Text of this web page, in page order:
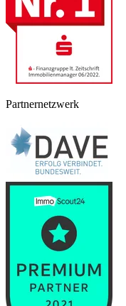
Partnernetzwerk